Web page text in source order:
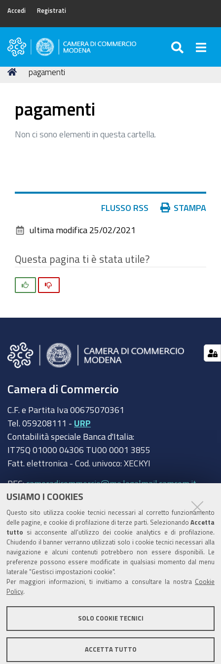
USIAMO I COOKIES
Questo sito utilizza cookie tecnici necessari al corretto funzionamento
delle pagine, e cookie di profilazione di terze parti. Selezionando Accetta
tutto si acconsente all’utilizzo dei cookie analytics e di profilazione.
Chiudendo il banner verranno utilizzati solo i cookie tecnici necessari alla
navigazione e alcuni contenuti potrebbero non essere disponibili. Le
preferenze possono essere modificate in qualsiasi momento dal menu
laterale "Gestisci impostazioni cookie".
Per maggiori informazioni, ti invitiamo a consultare la nostra Cookie
Policy
SOLO COOKIE TECNICI
ACCETTA TUTTO
Accedi Registrati
Camera
Commercio
Tu
Home
pagamenti
pagamenti
Non ci sono elementi in questa cartella.
documento
FLUSSO RSS STAMPA
ultima modifica 25/02/2021
Questa pagina ti è stata utile?
Camera di Commercio
C.F. e Partita Iva 00675070361
Tel. 059208111 - URP
Contabilità speciale Banca d'Italia:
IT75Q 01000 04306 TU00 0001 3855
Fatt. elettronica - Cod. univoco: XECKYI
PEC:cameradicommercio@mo.legalmail.camcom.it
Amministrazione trasparente
Albo Camerale
Pubblicità Legale
Area riservata Amministratori
Informativa generale Informative privacy